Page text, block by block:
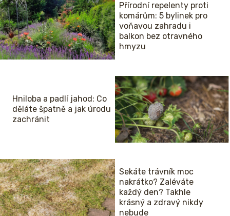
Přírodní repelenty proti
komárům: 5 bylinek pro
voňavou zahradu i
balkon bez otravného
hmyzu
Hniloba a padlí jahod: Co
děláte špatně a jak úrodu
zachránit
Sekáte trávník moc
nakrátko? Zaléváte
každý den? Takhle
krásný a zdravý nikdy
nebude